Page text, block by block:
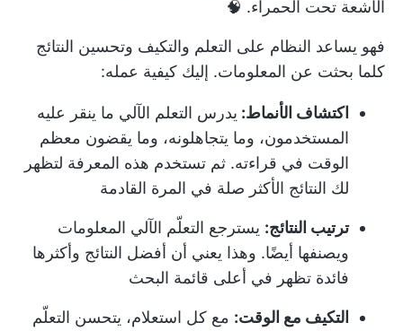
الأشعة تحت الحمراء. 🧠
فهو يساعد النظام على التعلم والتكيف وتحسين النتائج
كلما بحثت عن المعلومات. إليك كيفية عمله:
اكتشاف الأنماط: يدرس التعلم الآلي ما ينقر عليه
المستخدمون، وما يتجاهلونه، وما يقضون معظم
الوقت في قراءته. ثم تستخدم هذه المعرفة لتظهر
لك النتائج الأكثر صلة في المرة القادمة
ترتيب النتائج: يسترجع التعلّم الآلي المعلومات
ويصنفها أيضًا. وهذا يعني أن أفضل النتائج وأكثرها
فائدة تظهر في أعلى قائمة البحث
التكيف مع الوقت: مع كل استعلام، يتحسن التعلّم